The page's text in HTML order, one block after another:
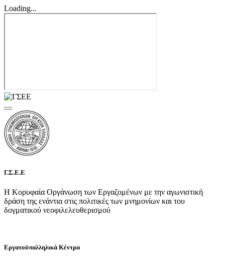
Loading...
Γ.Σ.Ε.Ε
Η Κορυφαία Οργάνωση των Εργαζομένων με την αγωνιστική
δράση της ενάντια στις πολιτικές των μνημονίων και του
δογματικού νεοφιλελευθερισμού
Εργατοϋπαλληλικά Κέντρα